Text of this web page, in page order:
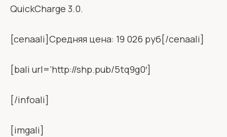
QuickCharge 3.0.
[cenaali]Средняя цена: 19 026 руб[/cenaali]
[bali url=’http://shp.pub/5tq9g0′]
[/infoali]
[imgali]